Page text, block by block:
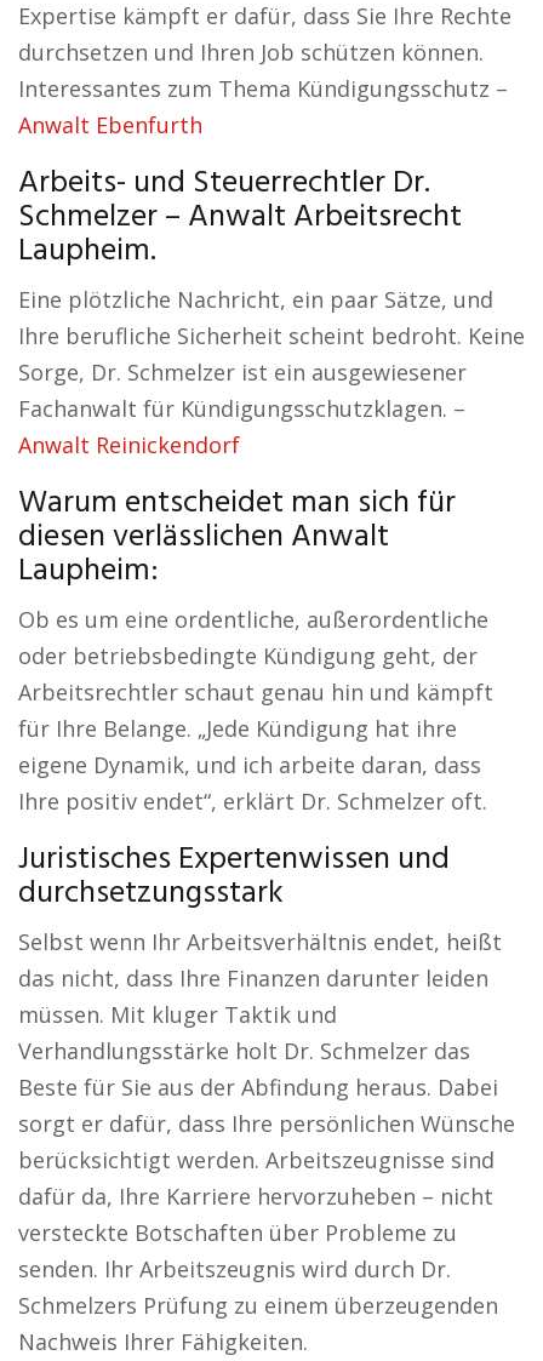
Expertise kämpft er dafür, dass Sie Ihre Rechte
durchsetzen und Ihren Job schützen können.
Interessantes zum Thema Kündigungsschutz –
Anwalt Ebenfurth
Arbeits- und Steuerrechtler Dr.
Schmelzer – Anwalt Arbeitsrecht
Laupheim.
Eine plötzliche Nachricht, ein paar Sätze, und
Ihre berufliche Sicherheit scheint bedroht. Keine
Sorge, Dr. Schmelzer ist ein ausgewiesener
Fachanwalt für Kündigungsschutzklagen. –
Anwalt Reinickendorf
Warum entscheidet man sich für
diesen verlässlichen Anwalt
Laupheim:
Ob es um eine ordentliche, außerordentliche
oder betriebsbedingte Kündigung geht, der
Arbeitsrechtler schaut genau hin und kämpft
für Ihre Belange. „Jede Kündigung hat ihre
eigene Dynamik, und ich arbeite daran, dass
Ihre positiv endet“, erklärt Dr. Schmelzer oft.
Juristisches Expertenwissen und
durchsetzungsstark
Selbst wenn Ihr Arbeitsverhältnis endet, heißt
das nicht, dass Ihre Finanzen darunter leiden
müssen. Mit kluger Taktik und
Verhandlungsstärke holt Dr. Schmelzer das
Beste für Sie aus der Abfindung heraus. Dabei
sorgt er dafür, dass Ihre persönlichen Wünsche
berücksichtigt werden. Arbeitszeugnisse sind
dafür da, Ihre Karriere hervorzuheben – nicht
versteckte Botschaften über Probleme zu
senden. Ihr Arbeitszeugnis wird durch Dr.
Schmelzers Prüfung zu einem überzeugenden
Nachweis Ihrer Fähigkeiten.